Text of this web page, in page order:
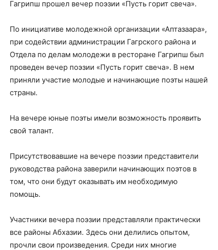
Гагрипш прошел вечер поэзии «Пусть горит свеча».
По инициативе молодежной организации «Аптазаара»,
при содействии администрации Гагрского района и
Отдела по делам молодежи в ресторане Гагрипш был
проведен вечер поэзии «Пусть горит свеча». В нем
приняли участие молодые и начинающие поэты нашей
страны.
На вечере юные поэты имели возможность проявить
свой талант.
Присутствовавшие на вечере поэзии представители
руководства района заверили начинающих поэтов в
том, что они будут оказывать им необходимую
помощь.
Участники вечера поэзии представляли практически
все районы Абхазии. Здесь они делились опытом,
прочли свои произведения. Среди них многие